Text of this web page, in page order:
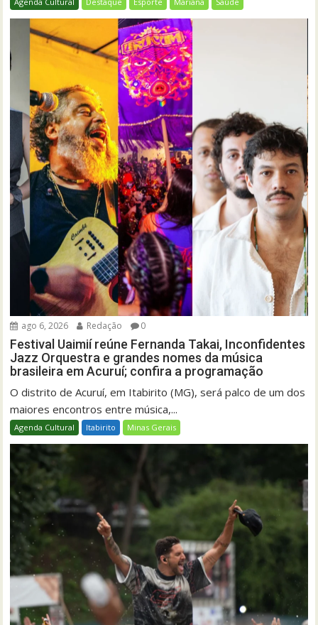
ago 6, 2026 Redação 0
Festival Uaimií reúne Fernanda Takai, Inconfidentes
Jazz Orquestra e grandes nomes da música
brasileira em Acuruí; confira a programação
O distrito de Acuruí, em Itabirito (MG), será palco de um dos
maiores encontros entre música,...
Agenda Cultural Itabirito Minas Gerais